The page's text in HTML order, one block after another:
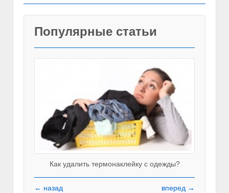
Популярные статьи
Как удалить термонаклейку с одежды?
← назад вперед →